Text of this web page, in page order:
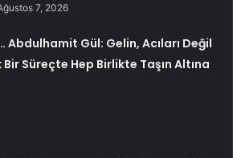
7, 2026
Abdulhamit Gül: Gelin, Acıları Değil
Süreçte Hep Birlikte Taşın Altına